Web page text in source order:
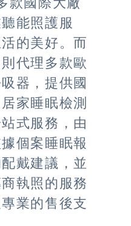
能照護服
的美好。而
代理多款歐
器，提供國
家睡眠檢測
式服務，由
個案睡眠報
戴建議，並
執照的服務
業的售後支